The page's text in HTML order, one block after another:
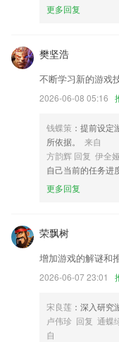
6.直接配合剑桥少儿英语
新增消息推送服务，不遗
设置页面新增回收站，再
浏览过的足迹,我们都贴
增加产品库；
开发商：上海萨渤申网络
联系我们
行优化修改。
更多回复
樊坚浩
不断学习新的游戏
2026-06-08 05:16
钱蝶策 ：提前设
所依据。
来自
方韵辉 回复 伊全娅
自己当前的任务进
更多回复
荣飘树
增加游戏的解谜和
2026-06-07 23:01
宋良莲 ：深入研
卢伟珍 回复 通蝶
自